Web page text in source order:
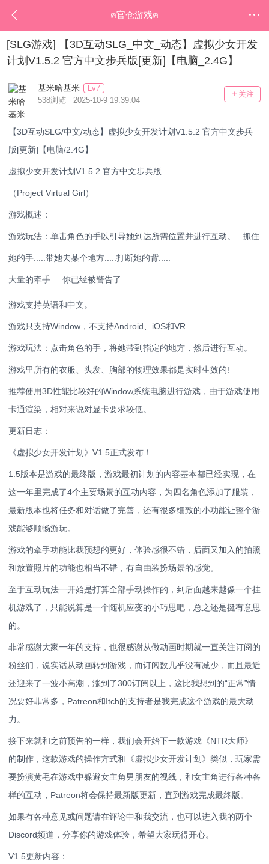
ฅ官仓游戏ฅ
[SLG游戏]
【3D互动SLG_中文_动态】虚拟少女开发
计划V1.5.2 官方中文步兵版[更新]【电脑_2.4G】
基米哈基米
Lv7
538浏览 2025-10-9 19:39:04
关注
【3D互动SLG/中文/动态】虚拟少女开发计划V1.5.2 官方中文步兵
版[更新]【电脑/2.4G】
虚拟少女开发计划V1.5.2 官方中文步兵版
（Project Virtual Girl）
游戏概述：
游戏玩法：单击角色的手以引导她到达所需位置并进行互动。...抓住
她的手.....带她去某个地方.....打断她的背.....
大量的牵手.....你已经被警告了....
游戏支持英语和中文。
游戏只支持Window，不支持Android、iOS和VR
游戏玩法：点击角色的手，将她带到指定的地方，然后进行互动。
游戏里所有的衣服、头发、胸部的物理效果都是实时生效的!
推荐使用3D性能比较好的Window系统电脑进行游戏，由于游戏使用
卡通渲染，相对来说对显卡要求较低。
更新日志：
《虚拟少女开发计划》V1.5正式发布！
1.5版本是游戏的最终版，游戏最初计划的内容基本都已经实现，在
这一年里完成了4个主要场景的互动内容，为四名角色添加了服装，
最新版本也将任务和对话做了完善，还有很多细致的小功能让整个游
戏能够顺畅游玩。
游戏的牵手功能比我预想的更好，体验感很不错，后面又加入的拍照
和放置照片的功能也相当不错，有自由装扮场景的感觉。
至于互动玩法一开始是打算全部手动操作的，到后面越来越像一个挂
机游戏了，只能说算是一个随机应变的小巧思吧，总之还是挺有意思
的。
非常感谢大家一年的支持，也很感谢从做动画时期就一直关注订阅的
粉丝们，说实话从动画转到游戏，而订阅数几乎没有减少，而且最近
还迎来了一波小高潮，涨到了300订阅以上，这比我想到的“正常”情
况要好非常多，Patreon和Itch的支持者是我完成这个游戏的最大动
力。
接下来就和之前预告的一样，我们会开始下一款游戏《NTR大师》
的制作，这款游戏的操作方式和《虚拟少女开发计划》类似，玩家需
要扮演黄毛在游戏中躲避女主角男朋友的视线，和女主角进行各种各
样的互动，Patreon将会保持最新版更新，直到游戏完成最终版。
如果有各种意见或问题请在评论中和我交流，也可以进入我的两个
Discord频道，分享你的游戏体验，希望大家玩得开心。
V1.5更新内容：